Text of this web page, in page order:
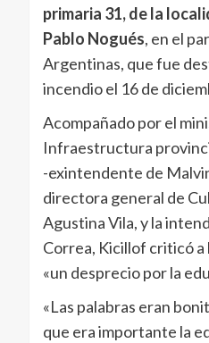
primaria 31, de la
Pablo Nogués, en el
Argentinas, que fue
incendio el 16 de
Acompañado por el
Infraestructura
-exintendente de
directora general de
Agustina Vila, y la
Correa, Kicillof criticó
«un desprecio por la
«Las palabras eran
que era importante la